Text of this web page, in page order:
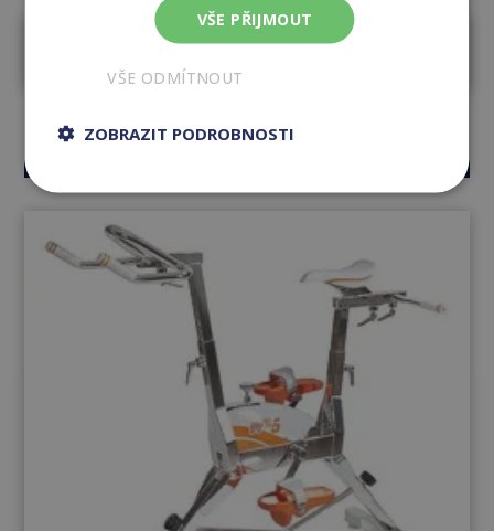
Vodní kolo WR4
VŠE PŘIJMOUT
VŠE ODMÍTNOUT
ZOBRAZIT PODROBNOSTI